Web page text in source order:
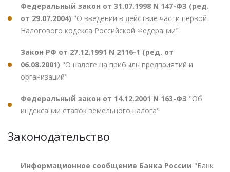
Федеральный закон от 31.07.1998 N 147-ФЗ (ред.
от 29.07.2004) "О введении в действие части первой
Налогового кодекса Российской Федерации"
Закон РФ от 27.12.1991 N 2116-1 (ред. от
06.08.2001) "О налоге на прибыль предприятий и
организаций"
Федеральный закон от 14.12.2001 N 163-ФЗ "Об
индексации ставок земельного налога"
Законодательство
Информационное сообщение Банка России "Банк